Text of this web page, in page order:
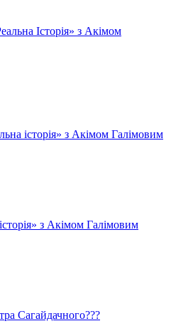
Історія» з Акімом
історія» з Акімом Галімовим
з Акімом Галімовим
Сагайдачного???